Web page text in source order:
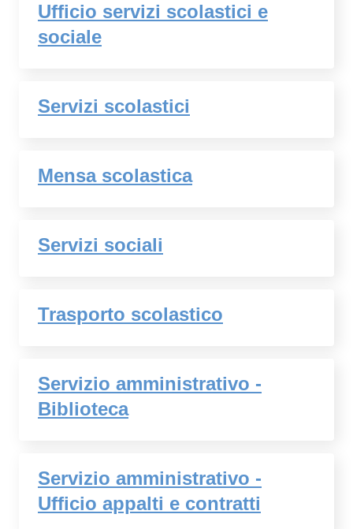
Ufficio servizi scolastici e
sociale
Servizi scolastici
Mensa scolastica
Servizi sociali
Trasporto scolastico
Servizio amministrativo -
Biblioteca
Servizio amministrativo -
Ufficio appalti e contratti